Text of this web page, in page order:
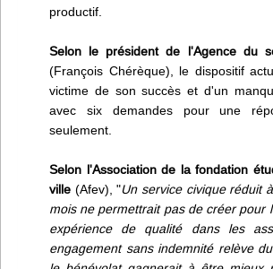
productif.
Selon le président de l'Agence du
(François Chérèque), le dispositif
victime de son succès et d'un
avec six demandes pour une
seulement.
Selon l'Association de la fondation
ville (Afev), "Un service civique réduit
mois ne permettrait pas de créer pour
expérience de qualité dans les
engagement sans indemnité relève